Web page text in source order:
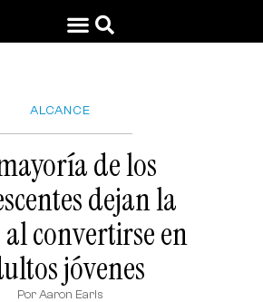
ALCANCE
de los
dejan la
convertirse en
jóvenes
Por Aaron Earls